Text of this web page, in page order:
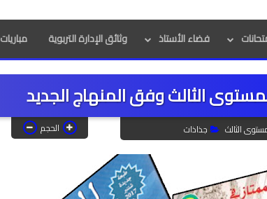
فضاء الأستاذ وثائق الإدارة التربوية مباريات
الثالث وفق المنهاج الجديد
الثالث جذاذات الحجم